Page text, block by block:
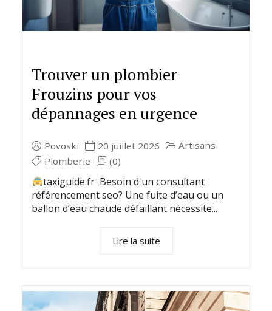
Trouver un plombier
Frouzins pour vos
dépannages en urgence
Povoski 20 juillet 2026
Artisans
Plomberie
(0)
taxiguide.fr Besoin d'un consultant
référencement seo? Une fuite d’eau ou un
ballon d’eau chaude défaillant nécessite...
Lire la suite